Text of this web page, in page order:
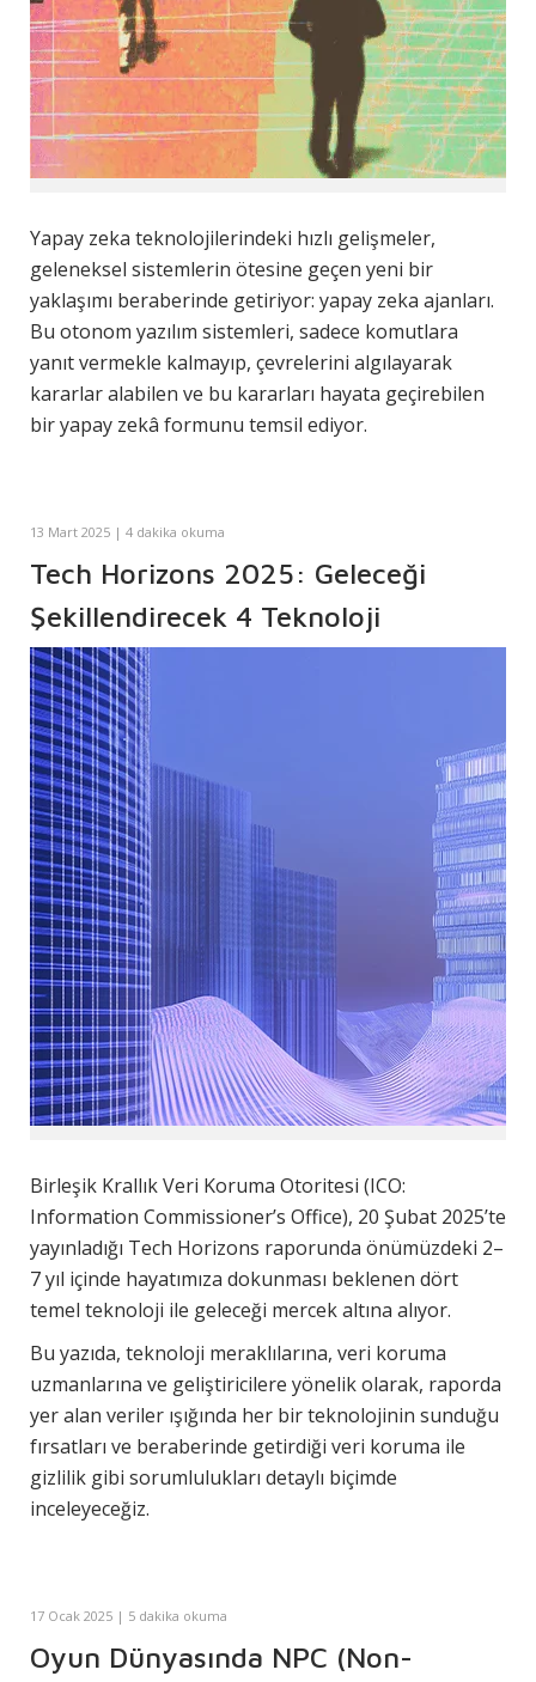
Yapay zeka teknolojilerindeki hızlı gelişmeler,
geleneksel sistemlerin ötesine geçen yeni bir
yaklaşımı beraberinde getiriyor: yapay zeka ajanları.
Bu otonom yazılım sistemleri, sadece komutlara
yanıt vermekle kalmayıp, çevrelerini algılayarak
kararlar alabilen ve bu kararları hayata geçirebilen
bir yapay zekâ formunu temsil ediyor.
13 Mart 2025 | 4 dakika okuma
Tech Horizons 2025: Geleceği
Şekillendirecek 4 Teknoloji
Birleşik Krallık Veri Koruma Otoritesi (ICO:
Information Commissioner’s Office), 20 Şubat 2025’te
yayınladığı Tech Horizons raporunda önümüzdeki 2–
7 yıl içinde hayatımıza dokunması beklenen dört
temel teknoloji ile geleceği mercek altına alıyor.
Bu yazıda, teknoloji meraklılarına, veri koruma
uzmanlarına ve geliştiricilere yönelik olarak, raporda
yer alan veriler ışığında her bir teknolojinin sunduğu
fırsatları ve beraberinde getirdiği veri koruma ile
gizlilik gibi sorumlulukları detaylı biçimde
inceleyeceğiz.
17 Ocak 2025 | 5 dakika okuma
Oyun Dünyasında NPC (Non-